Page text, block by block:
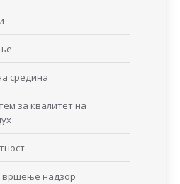
средина
за квалитет на
вршење надзор